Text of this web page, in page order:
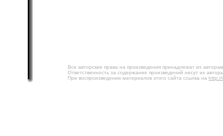
Все авторские права на произведения принадлежат их
Ответственность за содержание произведений несут их
При воспроизведении материалов этого сайта ссылка на http://